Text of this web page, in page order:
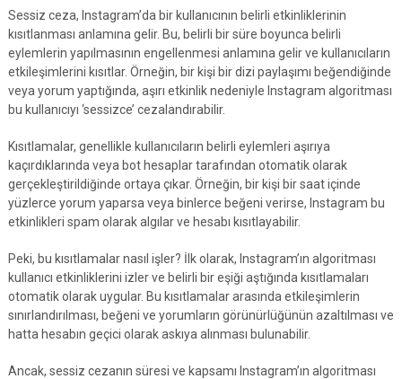
Sessiz ceza, Instagram’da bir kullanıcının belirli etkinliklerinin
kısıtlanması anlamına gelir. Bu, belirli bir süre boyunca belirli
eylemlerin yapılmasının engellenmesi anlamına gelir ve kullanıcıların
etkileşimlerini kısıtlar. Örneğin, bir kişi bir dizi paylaşımı beğendiğinde
veya yorum yaptığında, aşırı etkinlik nedeniyle Instagram algoritması
bu kullanıcıyı ‘sessizce’ cezalandırabilir.
Kısıtlamalar, genellikle kullanıcıların belirli eylemleri aşırıya
kaçırdıklarında veya bot hesaplar tarafından otomatik olarak
gerçekleştirildiğinde ortaya çıkar. Örneğin, bir kişi bir saat içinde
yüzlerce yorum yaparsa veya binlerce beğeni verirse, Instagram bu
etkinlikleri spam olarak algılar ve hesabı kısıtlayabilir.
Peki, bu kısıtlamalar nasıl işler? İlk olarak, Instagram’ın algoritması
kullanıcı etkinliklerini izler ve belirli bir eşiği aştığında kısıtlamaları
otomatik olarak uygular. Bu kısıtlamalar arasında etkileşimlerin
sınırlandırılması, beğeni ve yorumların görünürlüğünün azaltılması ve
hatta hesabın geçici olarak askıya alınması bulunabilir.
Ancak, sessiz cezanın süresi ve kapsamı Instagram’ın algoritması